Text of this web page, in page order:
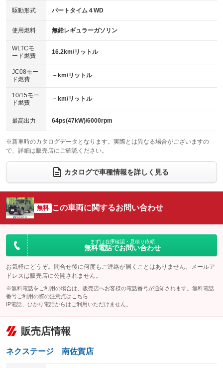
USB入力端子
：装備なし
100V電源
：装備なし
センターデフロック
：装備なし
電動格納ミラー
：装備あり
HID(キセノンライト)
：装備なし
バックカメラ
：装備なし
エアロ
：装備なし
：装備なし
パワーシート
ベンチシート
：装備なし
チップアップシート
：装備なし
：装備なし ：装備あり
ウォークスルー
：装備なし
電動リアゲート フロントカメラ
：装備なし
：装備なし ：装備なし
サイドカメラ
：装備なし ルーフレール
：装備なし
：装備なし
：装備なし
駆動形式 パートタイム４WD
使用燃料 無鉛レギュラーガソリン
WLTCモ
ード燃費
16.2km/リットル
JC08モー
ド燃費
－km/リットル
10/15モー
ド燃費
－km/リットル
最高出力 64ps(47kW)/6000rpm
※新車時のカタログデータとなります。実際とは異なる場合がございますの
で、詳細は販売店にご確認ください。
カタログで車種情報を詳しく見る
無料 この車両に関するお問い合わせ
まずは在庫確認・見積り依頼
無料電話でお問い合わせ
お気軽にどうぞ。問合せ後に何度もご連絡が届くことはありません。メールア
ドレスは販売店に公開されません。
※無料電話をご利用の場合は、販売店へお客様の電話番号が通知されます。無料電話
番号ご利用の際の注意点は こちら
IP電話、ひかり電話からはご利用いただけません。
販売店情報
ネクステージ 南佐賀店